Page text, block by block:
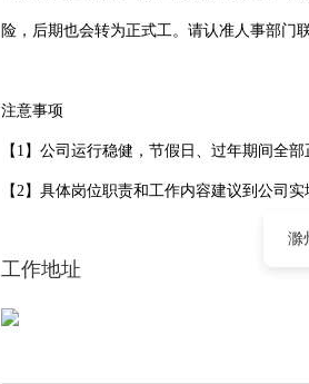
险，后期也会转为正式工。请认准人事部门
注意事项
【1】公司运行稳健，节假日、过年期间全部
【2】具体岗位职责和工作内容建议到公司实
工作地址
滁